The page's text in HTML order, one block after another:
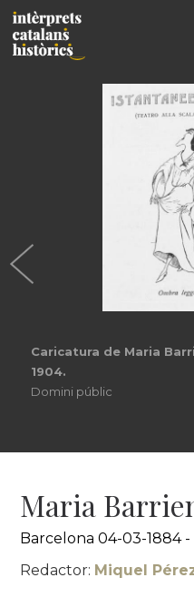
Caricatura de Maria
1904.
Domini públic
Maria
Barcelona 04-03-1884
Redactor: Miquel